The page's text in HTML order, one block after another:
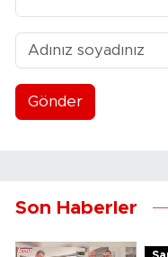
Gönder
Son Haberler